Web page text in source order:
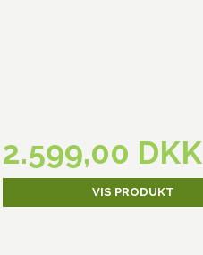
2.599,00 DKK
VIS PRODUKT